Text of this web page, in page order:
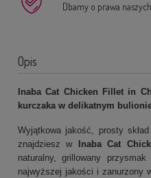
Dbamy o prawa
Opis
Inaba Cat Chicken Fillet in
kurczaka w delikatnym
Wyjątkowa jakość, prosty
znajdziesz w
Inaba Cat
naturalny, grillowany
najwyższej jakości i zanurzony